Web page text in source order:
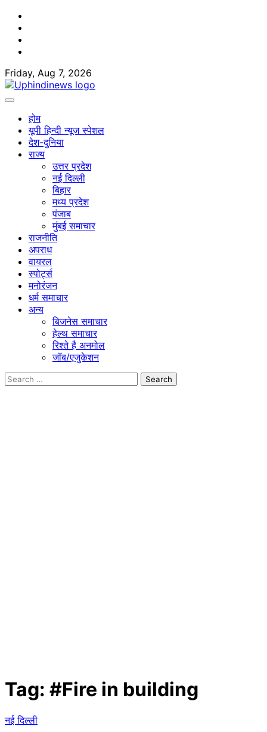
Skip
content
Friday, Aug 7, 2026
होम
यूपी हिन्दी न्यूज स्पेशल
देश-दुनिया
राज्य
उत्तर प्रदेश
नई दिल्ली
बिहार
मध्य प्रदेश
पंजाब
मुंबई समाचार
राजनीति
अपराध
वायरल
स्पोर्ट्स
मनोरंजन
धर्म समाचार
अन्य
बिजनेस समाचार
हेल्थ समाचार
रिश्ते है अनमोल
जॉब/एजुकेशन
Search
Tag: #Fire in building
नई दिल्ली